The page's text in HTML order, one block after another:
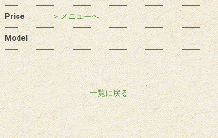
Price ＞メニューへ
Model
一覧に戻る